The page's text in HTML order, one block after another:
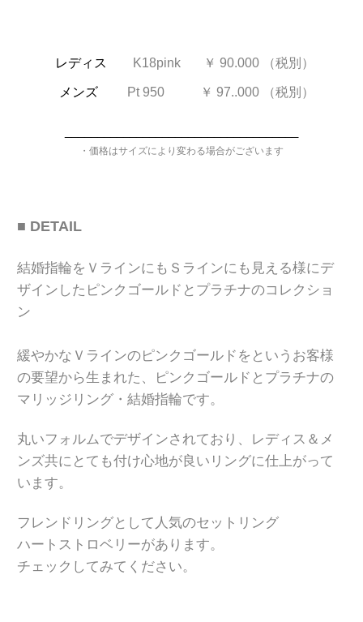
レディス K18pink ￥ 90.000 （税別）
メンズPt 950 ￥ 97..000（税別）
・価格はサイズにより変わる場合がございます
■ DETAIL
結婚指輪をＶラインにもＳラインにも見える様にデ
ザインしたピンクゴールドとプラチナのコレクショ
ン
緩やかなＶラインのピンクゴールドを という お客様
の要望から生まれた、
ピンクゴールドとプラチナの
マリッジリング・結婚指輪です。
丸いフォルムでデザインされており、
レディス＆メ
ンズ共にとても付け心地が良いリングに仕上がって
います。
フレンドリングとして人気のセットリング
ハートストロベリーがあります。
チェックしてみてください。